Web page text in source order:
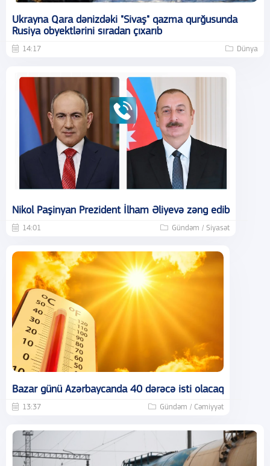
Ukrayna Qara dənizdəki "Sivaş" qazma qurğusunda
Rusiya obyektlərini sıradan çıxarıb
14:17 Dünya
Nikol Paşinyan Prezident İlham Əliyevə zəng edib
14:01 Gündəm / Siyasət
Bazar günü Azərbaycanda 40 dərəcə isti olacaq
13:37 Gündəm / Cəmiyyət